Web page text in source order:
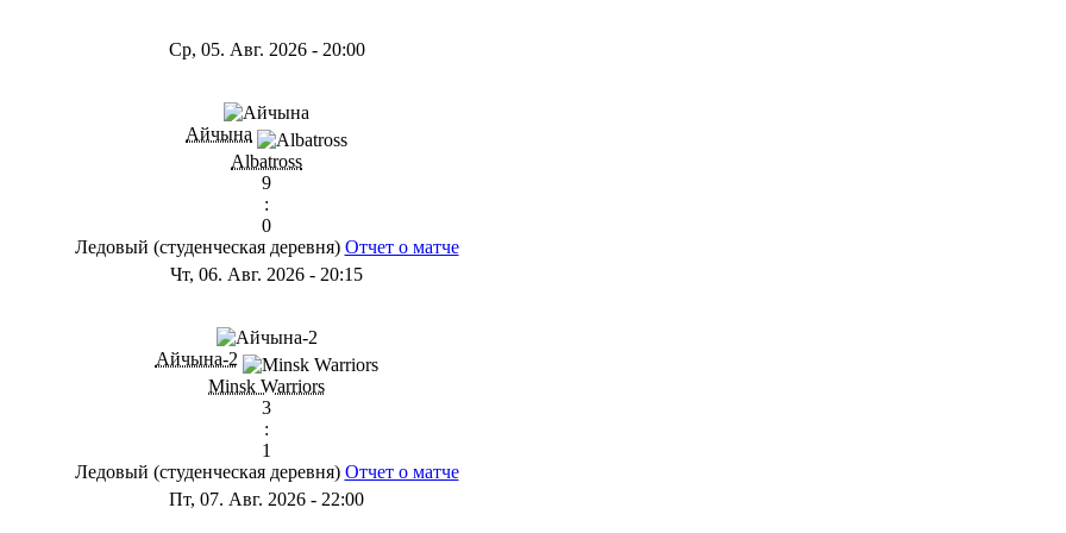
Ср, 05. Авг. 2026- 20:00
Айчына
Albatross
9
:
0
Ледовый (студенческая деревня) Отчет о матче
Чт, 06. Авг. 2026 - 20:15
Айчына-2
Minsk Warriors
3
:
1
Ледовый (студенческая деревня) Отчет о матче
Пт, 07. Авг. 2026 - 22:00